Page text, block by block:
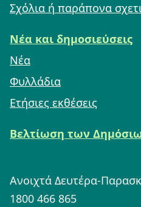
Σχόλια ή παράπονα
Νέα και δημοσιεύσεις
Νέα
Φυλλάδια
Ετήσιες εκθέσεις
Βελτίωση των
Ανοιχτά Δευτέρα-
1800 466 865